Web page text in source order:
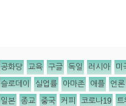
공화당 교육 구글 독일 러시아 미
슬로데이 실업률 아마존 애플 언론
일본 종교 중국 커피 코로나19 트